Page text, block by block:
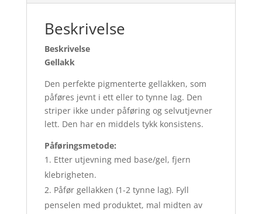
Beskrivelse
Beskrivelse
Gellakk
Den perfekte pigmenterte gellakken, som
påføres jevnt i ett eller to tynne lag. Den
striper ikke under påføring og selvutjevner
lett. Den har en middels tykk konsistens.
Påføringsmetode:
Etter utjevning med base/gel, fjern
klebrigheten.
Påfør gellakken (1-2 tynne lag). Fyll
penselen med produktet, mal midten av